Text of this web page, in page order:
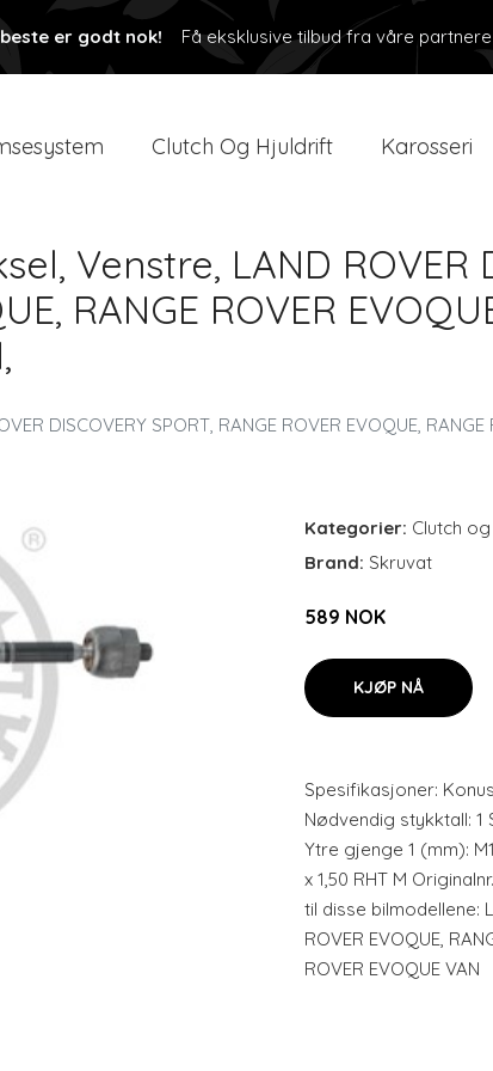
er godt nok! Få eksklusive tilbud fra våre partnere
Clutch Og Hjuldrift Karosseri
Venstre, LAND ROVER
RANGE ROVER
DISCOVERY SPORT, RANGE ROVER EVOQUE,
Kategorier: Clutch
Brand: Skruvat
589 NOK
KJØP NÅ
Spesifikasjoner:
Nødvendig stykktall:
Ytre gjenge 1 (mm):
x 1,50 RHT M
til disse bilmodellene:
ROVER EVOQUE,
ROVER EVOQUE VAN